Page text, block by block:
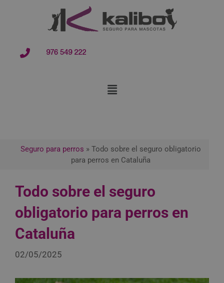
976 549 222
Seguro para perros » Todo sobre el seguro obligatorio
para perros en Cataluña
Todo sobre el seguro
obligatorio para perros en
Cataluña
02/05/2025